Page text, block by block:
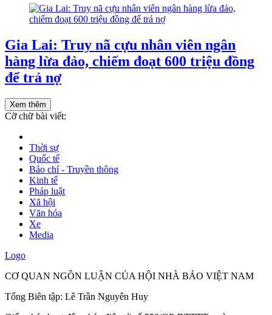
Gia Lai: Truy nã cựu nhân viên ngân
hàng lừa đảo, chiếm đoạt 600 triệu đồng
để trả nợ
Xem thêm
Cỡ chữ bài viết:
Thời sự
Quốc tế
Báo chí - Truyền thông
Kinh tế
Pháp luật
Xã hội
Văn hóa
Xe
Media
Logo
CƠ QUAN NGÔN LUẬN CỦA HỘI NHÀ BÁO VIỆT NAM
Tổng Biên tập: Lê Trần Nguyên Huy